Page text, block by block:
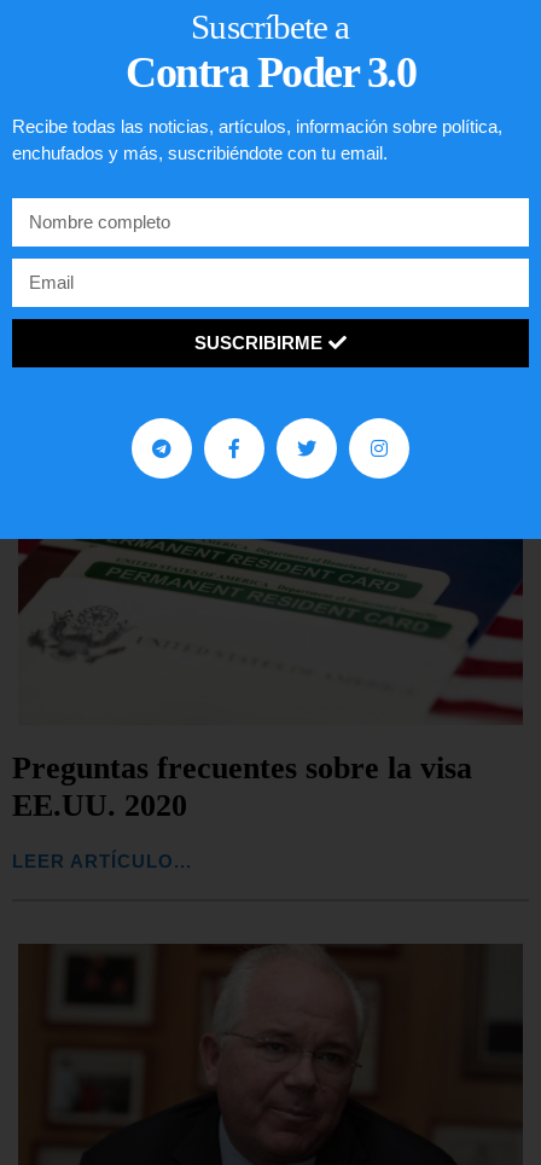
Comunistas no son bienvenidos en
EE.UU.
LEER ARTÍCULO...
Preguntas frecuentes sobre la visa
EE.UU. 2020
LEER ARTÍCULO...
Suscríbete a
Contra Poder 3.0
Recibe todas las noticias, artículos, información sobre política,
enchufados y más, suscribiéndote con tu email.
SUSCRIBIRME